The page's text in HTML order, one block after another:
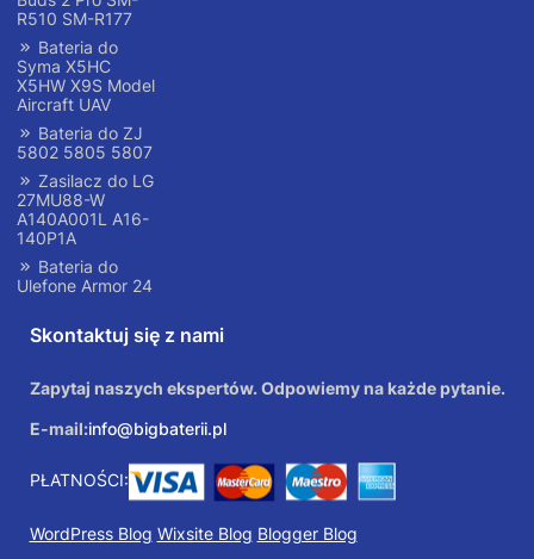
R510 SM-R177
Bateria do
Syma X5HC
X5HW X9S Model
Aircraft UAV
Bateria do ZJ
5802 5805 5807
Zasilacz do LG
27MU88-W
A140A001L A16-
140P1A
Bateria do
Ulefone Armor 24
Skontaktuj się z nami
Zapytaj naszych ekspertów. Odpowiemy na każde pytanie.
E-mail:info@bigbaterii.pl
PŁATNOŚCI:
WordPress Blog Wixsite Blog Blogger Blog